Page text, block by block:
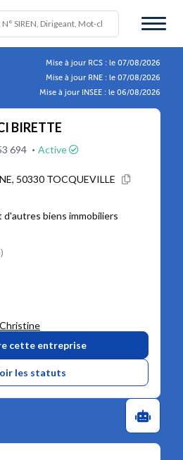
Mise à jour RCS : le 07/08/2026
Mise à jour RNE : le 07/08/2026
Mise à jour INSEE : le 06/08/2026
BIRETTE
694 · Active
50330 TOCQUEVILLE
biens immobiliers
cette entreprise
les statuts